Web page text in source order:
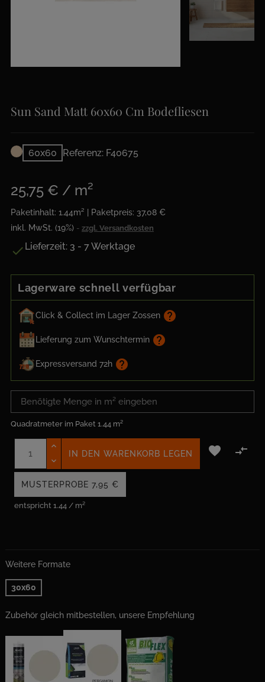
Sun Sand Matt 60x60 Cm Bodefliesen
60x60 Referenz: F40675
25,75 € / m²
Paketinhalt: 1.44m² | Paketpreis: 37,08 €
inkl. MwSt. (19%)
zzgl. Versandkosten
 Lieferzeit: 3 - 7 Werktage
Lagerware schnell verfügbar
Click & Collect im Lager Zossen help
Lieferung zum Wunschtermin help
Expressversand 72h help
Quadratmeter im Paket 1.44 m²
entspricht 1.44 / m²
IN DEN WARENKORB LEGEN  
MUSTERPROBE 7,95 €
Weitere Formate
30x60
Zubehör gleich mitbestellen, unsere Empfehlung